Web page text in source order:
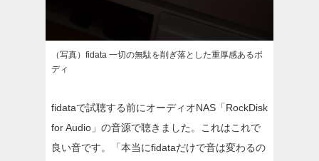
（写真）fidata 一切の無駄を削ぎ落とした重厚感あるボ
ディ
fidataで試聴する前にオーディオNAS「RockDisk
for Audio」の音源で聴きました。これはこれで
良い音です。「本当にfidataだけで音は変わるの